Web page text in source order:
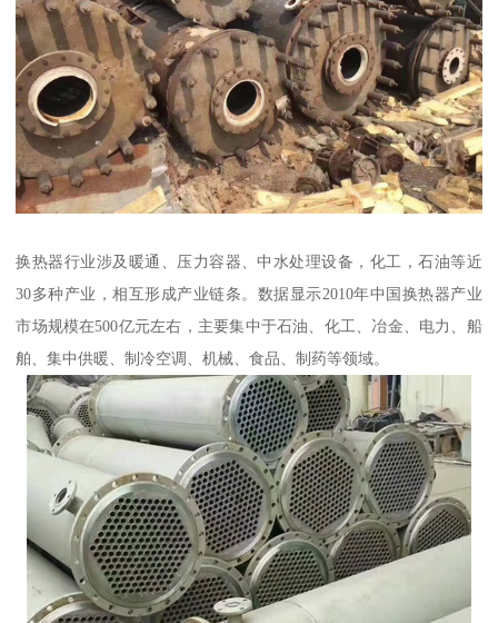
换热器行业涉及暖通、压力容器、中水处理设备，化工，石油等近
30多种产业，相互形成产业链条。数据显示2010年中国换热器产业
市场规模在500亿元左右，主要集中于石油、化工、冶金、电力、船
舶、集中供暖、制冷空调、机械、食品、制药等领域。